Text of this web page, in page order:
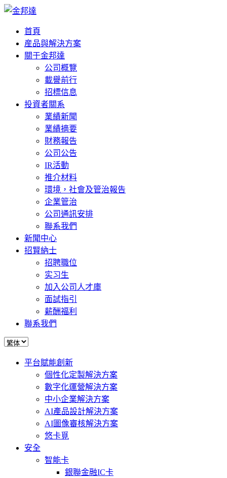
首頁
産品與解決方案
關于金邦達
公司概覽
載譽前行
招標信息
投資者關系
業績新聞
業績摘要
財務報告
公司公告
IR活動
推介材料
環境，社會及管治報告
企業管治
公司通訊安排
聯系我們
新聞中心
招賢納士
招聘職位
实习生
加入公司人才庫
面試指引
薪酬福利
聯系我們
平台賦能創新
個性化定製解決方案
數字化運營解決方案
中小企業解決方案
AI產品設計解決方案
AI圖像審核解決方案
悠卡覓
安全
智能卡
銀聯金融IC卡